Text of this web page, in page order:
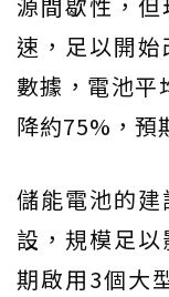
速，足以開
數據，電池平
降約75%，預
儲能電池的
設，規模足
期啟用3個大